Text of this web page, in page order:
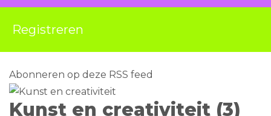
Registreren
Abonneren op deze RSS feed
Kunst en creativiteit (3)